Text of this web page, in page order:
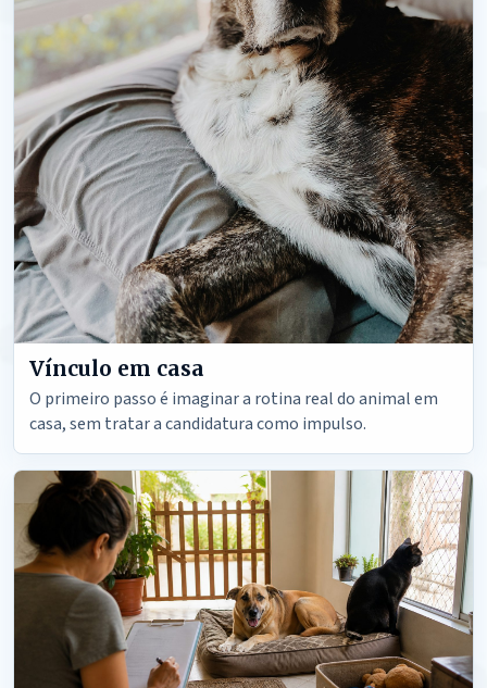
Vínculo em casa
O primeiro passo é imaginar a rotina real do animal em
casa, sem tratar a candidatura como impulso.